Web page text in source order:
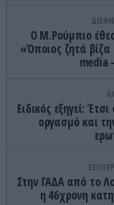
Ο Μ.Ρούμπιο
«Όποιος ζητά
media
Ειδικός εξηγεί:
οργασμό και
Στην ΓΑΔΑ από το
η 46χρονη